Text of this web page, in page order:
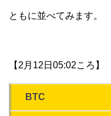
ともに並べてみます。
【2月12日05:02ころ】
BTC